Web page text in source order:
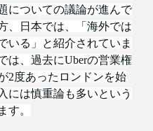
についての議論が進んで
、日本では、「海外では
いる」と紹介されていま
は、過去にUberの営業権
2度あったロンドンを始
には慎重論も多いという
す。